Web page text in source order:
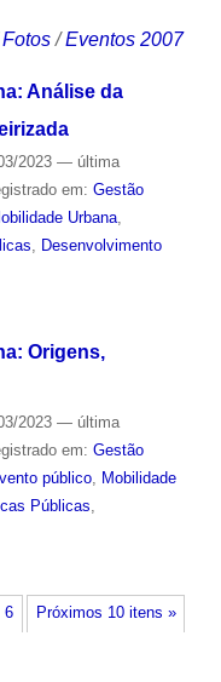
Fotos /Eventos 2007
Análise da
2023 — última
em: Gestão
Urbana,
Desenvolvimento
Origens,
2023 — última
em: Gestão
público, Mobilidade
Públicas,
Próximos 10 itens »
6